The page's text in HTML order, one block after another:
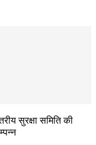
सुरक्षा समिति की